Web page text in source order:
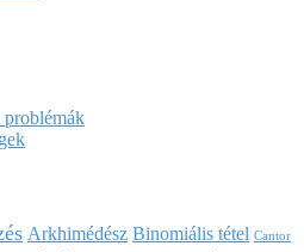
problémák
Arkhimédész Binomiális tétel Cantor